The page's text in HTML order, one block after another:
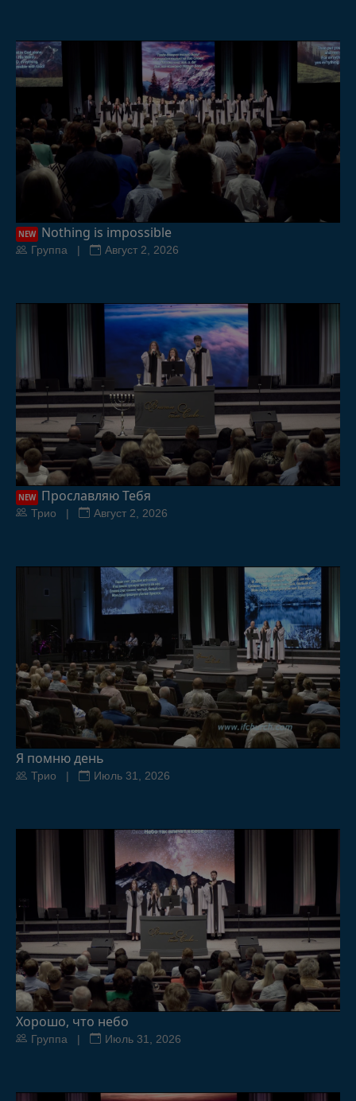
NEW Nothing is impossible
Группа | Август 2, 2026
NEW Прославляю Тебя
Трио | Август 2, 2026
Я помню день
Трио | Июль 31, 2026
Хорошо, что небо
Группа | Июль 31, 2026